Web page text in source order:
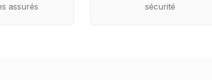
assurés
sécurité